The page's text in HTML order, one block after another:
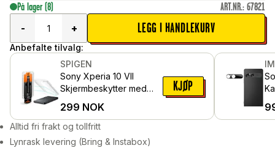
På lager (8) ART.NR.: 67821
-
+ LEGG I HANDLEKURV
Anbefalte tilvalg:
SPIGEN
Sony Xperia 10 VII
Skjermbeskytter med
pack) GLAS.tR EZ Fit
299 NOK
KJØP
Alltid fri frakt og tollfritt
Lynrask levering (Bring & Instabox)